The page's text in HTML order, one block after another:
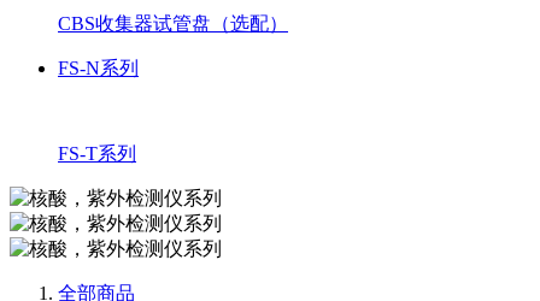
CBS收集器试管盘（选配）
FS-N系列
FS-T系列
全部商品